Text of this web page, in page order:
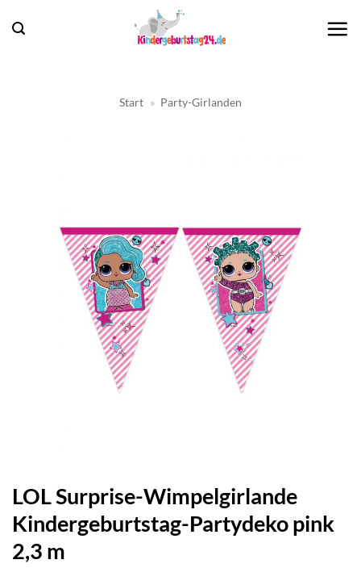
Inhalt
Start » Party-Girlanden
LOL Surprise-Wimpelgirlande
Kindergeburtstag-Partydeko pink
2,3 m